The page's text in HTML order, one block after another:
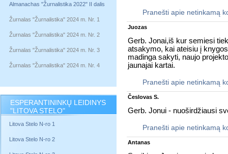
Almanachas "Žurnalistika 2022" II dalis
Žurnalas "Žurnalistika" 2024 m. Nr. 1
Žurnalas "Žurnalistika" 2024 m. Nr. 2
Žurnalas "Žurnalistika" 2024 m. Nr. 3
Žurnalas "Žurnalistika" 2024 m. Nr. 4
ESPERANTININKŲ LEIDINYS
"LITOVA STELO"
Litova Stelo N-ro 1
Litova Stelo N-ro 2
Pranešti apie netinkamą
Juozas
Gerb. Jonai,iš kur semiesi
atsakymo, kai ateisiu į
madinga sakyti, naujo
jaunajai kartai.
Pranešti apie netinkamą
Česlovas S.
Gerb. Jonui - nuoširdžiausi
Pranešti apie netinkamą
Antanas